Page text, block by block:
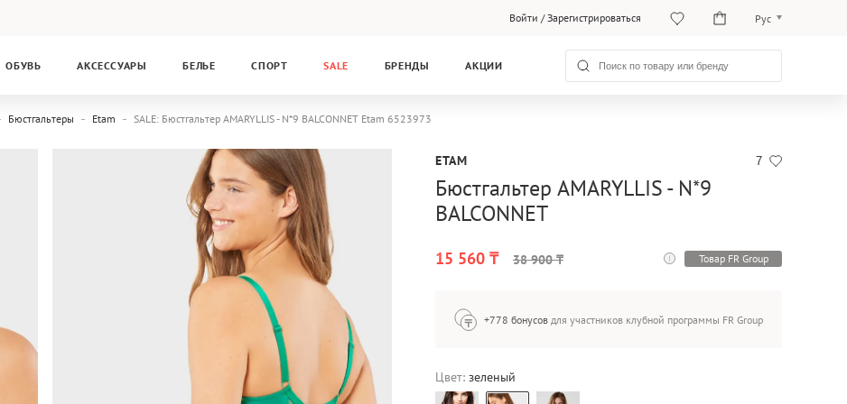
Войти /Зарегистрироваться Рус
Қаз
ОБУВЬ АКСЕССУАРЫ БЕЛЬЕ СПОРТ SALE БРЕНДЫ АКЦИИ
Бюстгальтеры Etam SALE: Бюстгальтер AMARYLLIS - N*9 BALCONNET Etam 6523973
7
ETAM
Бюстгальтер AMARYLLIS - N*9
BALCONNET
15 560 ₸ 38 900 ₸ Товар FR Group
+778 бонусов для участников клубной программы FR Group
Цвет: зеленый